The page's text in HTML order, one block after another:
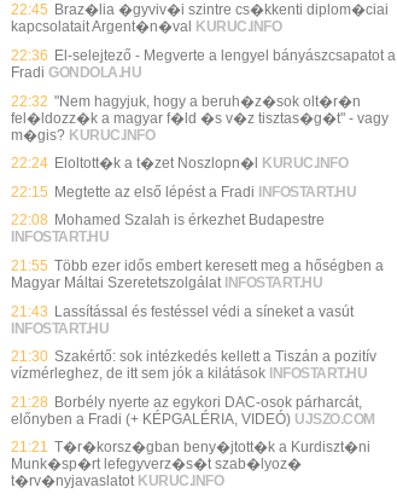
22:45 Braz�lia �gyviv�i szintre cs�kkenti diplom�ciai
kapcsolatait Argent�n�val KURUC.INFO
22:36 El-selejtező - Megverte a lengyel bányászcsapatot a
Fradi GONDOLA.HU
22:32 "Nem hagyjuk, hogy a beruh�z�sok olt�r�n
fel�ldozz�k a magyar f�ld �s v�z tisztas�g�t" - vagy
m�gis? KURUC.INFO
22:24 Eloltott�k a t�zet Noszlopn�l KURUC.INFO
22:15 Megtette az első lépést a Fradi INFOSTART.HU
22:08 Mohamed Szalah is érkezhet Budapestre
INFOSTART.HU
21:55 Több ezer idős embert keresett meg a hőségben a
Magyar Máltai Szeretetszolgálat INFOSTART.HU
21:43 Lassítással és festéssel védi a síneket a vasút
INFOSTART.HU
21:30 Szakértő: sok intézkedés kellett a Tiszán a pozitív
vízmérleghez, de itt sem jók a kilátások INFOSTART.HU
21:28 Borbély nyerte az egykori DAC-osok párharcát,
előnyben a Fradi (+ KÉPGALÉRIA, VIDEÓ) UJSZO.COM
21:21 T�r�korsz�gban beny�jtott�k a Kurdiszt�ni
Munk�sp�rt lefegyverz�s�t szab�lyoz�
t�rv�nyjavaslatot KURUC.INFO